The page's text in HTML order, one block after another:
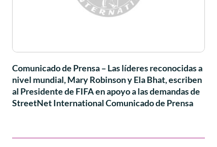
Comunicado de Prensa – Las líderes reconocidas a
nivel mundial, Mary Robinson y Ela Bhat, escriben
al Presidente de FIFA en apoyo a las demandas de
StreetNet International Comunicado de Prensa